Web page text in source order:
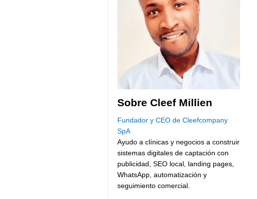
Sobre Cleef Millien
Fundador y CEO de Cleefcompany
SpA
Ayudo a clínicas y negocios a construir
sistemas digitales de captación con
publicidad, SEO local, landing pages,
WhatsApp, automatización y
seguimiento comercial.